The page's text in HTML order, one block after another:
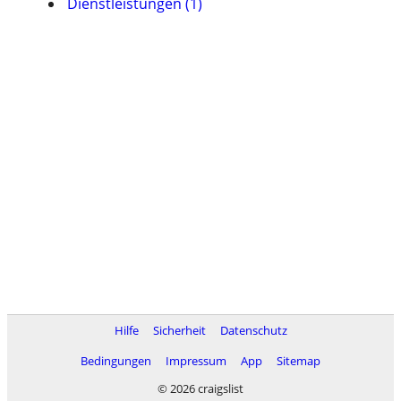
Hilfe Sicherheit
Datenschutz
Bedingungen
Impressum App
Sitemap
© 2026 craigslist